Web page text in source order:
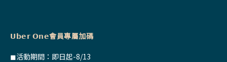
𝗨𝗯𝗲𝗿 𝗢𝗻𝗲會員專屬加碼
◼活動期間：即日起-8/13